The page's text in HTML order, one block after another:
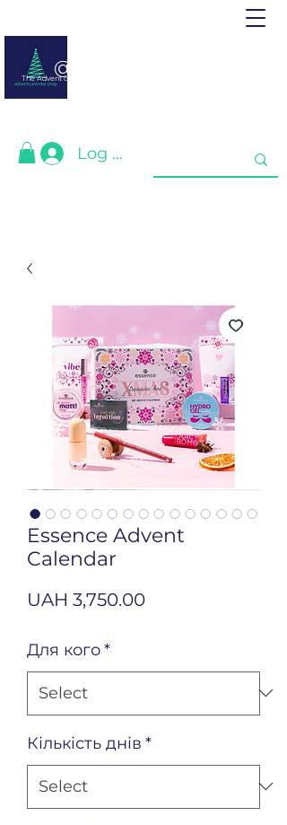
@ adventcalendar.shop
The Advent calendar is a calendar waiting for Christmas or New Year.
Log In
Essence Advent
Calendar
UAH 3,750.00Price
Для кого*
Кількість днів *